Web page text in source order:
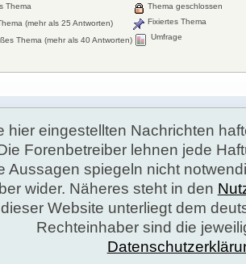
Thema
(mehr als 25 Antworten)
Thema (mehr als 40 Antworten)
Thema geschlossen
Fixiertes Thema
Umfrage
hier eingestellten Nachrichten
Forenbetreiber lehnen jede
Aussagen spiegeln nicht
wider. Näheres steht in den
Website unterliegt dem
Rechteinhaber sind die